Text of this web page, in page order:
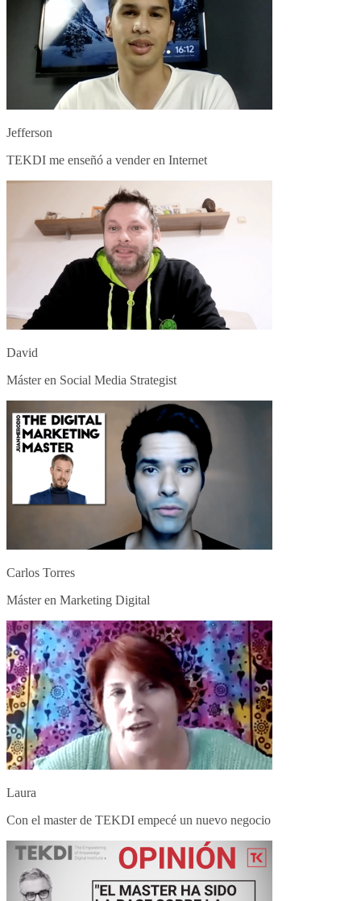
Jefferson
TEKDI me enseñó a vender en Internet
David
Máster en Social Media Strategist
Carlos Torres
Máster en Marketing Digital
Laura
Con el master de TEKDI empecé un nuevo negocio